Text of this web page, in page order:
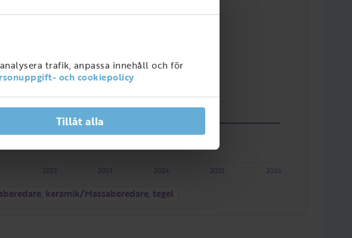
trafik, anpassa innehåll och för
och cookiepolicy
Tillåt alla
2026
2025
2024
2023
2022
keramik/Massaberedare, tegel